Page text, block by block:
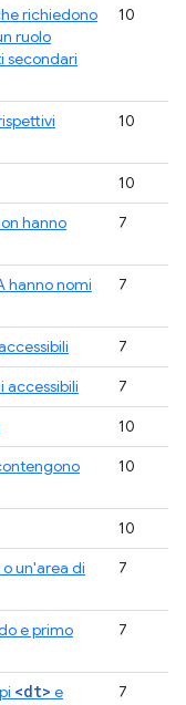
richiedono
ruolo
secondari
10
10
10
hanno
7
hanno nomi
7
7
accessibili
7
10
10
10
un'area di
7
e primo
7
<dt> e 7